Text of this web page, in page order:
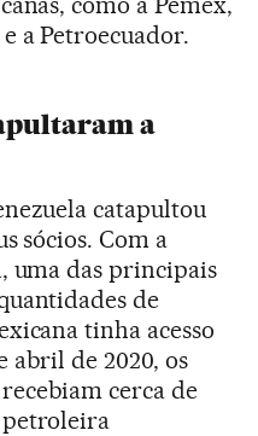
a Petroecuador.
a
catapultou
sócios. Com a
uma das principais
de
tinha acesso
abril de 2020, os
cerca de
petroleira